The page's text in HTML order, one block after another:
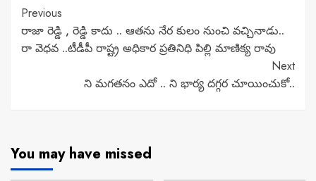
Continue
Reading
Previous
రాజా రెడ్డి , రెడ్డి కాదు .. ఆతను నేర కులం నుంచి వచ్చినాడు..
రా వెధవ ..టీడీపీ రాష్ట్ర అధికార ప్రతినిధి పిల్లి మాణిక్య రావు
Next
ని మగతనం ఎదో .. ని భార్య దగ్గర చూయించుకో..
You may have missed